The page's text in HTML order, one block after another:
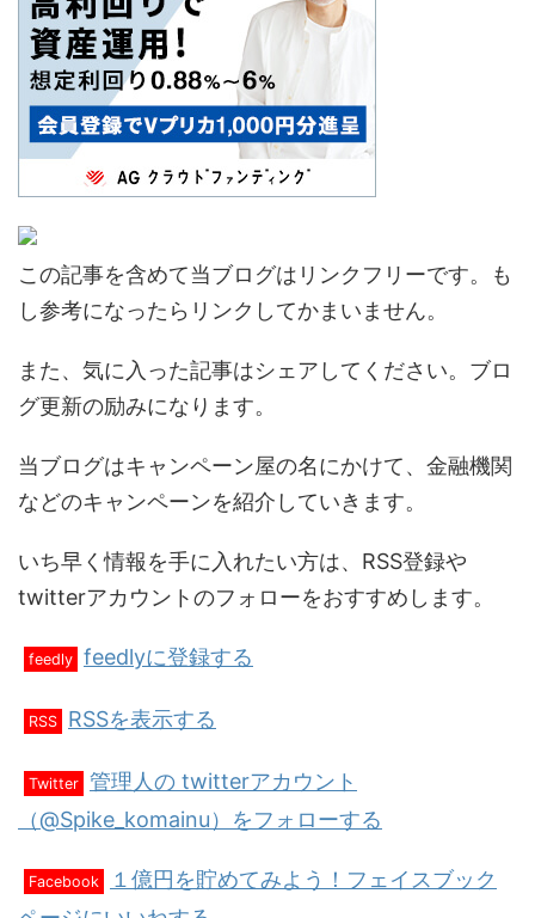
この記事を含めて当ブログはリンクフリーです。も
し参考になったらリンクしてかまいません。
また、気に入った記事はシェアしてください。ブロ
グ更新の励みになります。
当ブログはキャンペーン屋の名にかけて、金融機関
などのキャンペーンを紹介していきます。
いち早く情報を手に入れたい方は、RSS登録や
twitterアカウントのフォローをおすすめします。
feedly feedlyに登録する
RSS RSSを表示する
Twitter 管理人の twitterアカウント
（@Spike_komainu）をフォローする
Facebook
１億円を貯めてみよう！フェイスブック